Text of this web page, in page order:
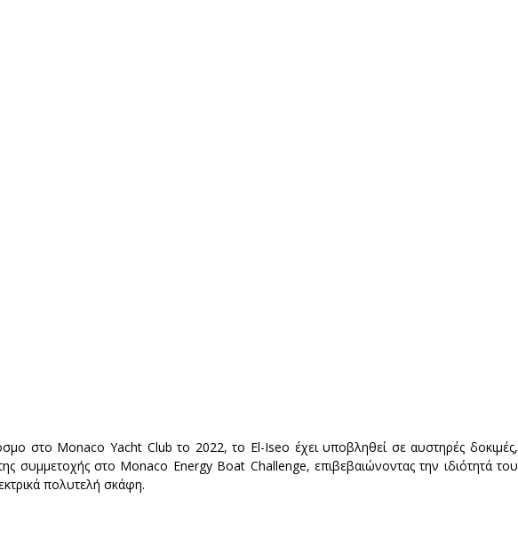
στο Monaco Yacht Club το 2022, το El-Iseo έχει υποβληθεί σε αυστηρές δοκιμές,
συμμετοχής στο Monaco Energy Boat Challenge, επιβεβαιώνοντας την ιδιότητά του
πολυτελή σκάφη.